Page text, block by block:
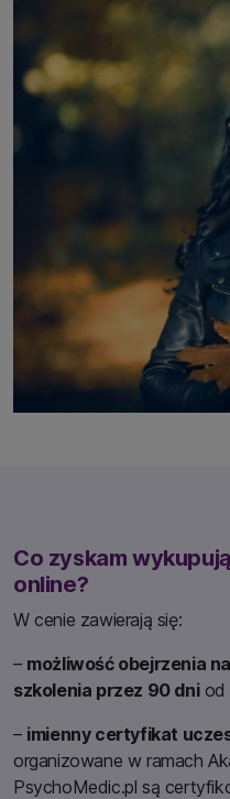
Co zyskam
online?
W cenie zawierają się:
– możliwość obejrzenia
szkolenia przez 90 dniod
– imienny certyfikat
organizowane w ramach
PsychoMedic.pl są